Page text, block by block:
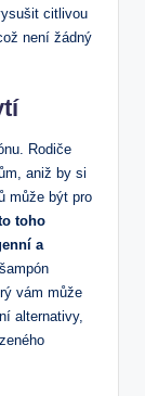
citlivou
není žádný
Rodiče
aniž by si
může být pro
toho
a
vám může
alternativy,